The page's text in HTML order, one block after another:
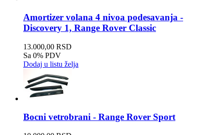
Amortizer volana 4 nivoa podesavanja -
Discovery 1, Range Rover Classic
13.000,00 RSD
Sa 0% PDV
Dodaj u listu želja
Bocni vetrobrani - Range Rover Sport